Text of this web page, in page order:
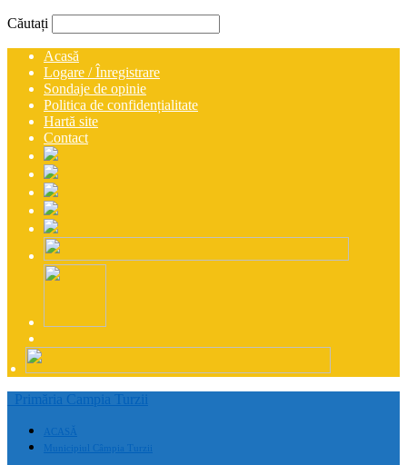
Căutați
Acasă
Logare / Înregistrare
Sondaje de opinie
Politica de confidențialitate
Hartă site
Contact
Primăria Campia Turzii
ACASĂ
Municipiul Câmpia Turzii